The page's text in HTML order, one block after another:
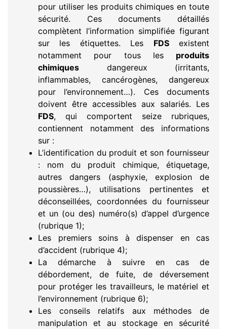
pour utiliser les produits chimiques en toute
sécurité. Ces documents détaillés
complètent l’information simplifiée figurant
sur les étiquettes. Les FDSexistent
notamment pour tous les produits
chimiques dangereux (irritants,
inflammables, cancérogènes, dangereux
pour l’environnement…). Ces documents
doivent être accessibles aux salariés. Les
FDS, qui comportent seize rubriques,
contiennent notamment des informations
sur :
L’identification du produit et son fournisseur
: nom du produit chimique, étiquetage,
autres dangers (asphyxie, explosion de
poussières…), utilisations pertinentes et
déconseillées, coordonnées du fournisseur
et un (ou des) numéro(s) d’appel d’urgence
(rubrique 1);
Les premiers soins à dispenser en cas
d’accident (rubrique 4);
La démarche à suivre en cas de
débordement, de fuite, de déversement
pour protéger les travailleurs, le matériel et
l’environnement (rubrique 6);
Les conseils relatifs aux méthodes de
manipulation et au stockage en sécurité